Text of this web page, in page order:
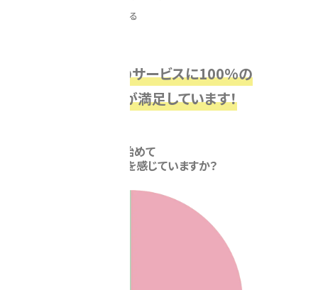
当クラブのサービスに100%の
お客様が満足しています！
当クラブに通い始めて
体の変化や効果を感じていますか？